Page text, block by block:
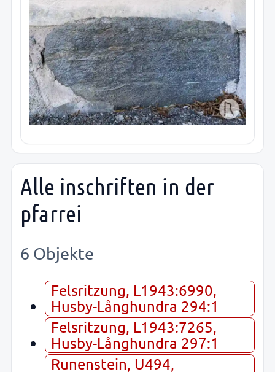
Alle inschriften in der
pfarrei
6 Objekte
Felsritzung, L1943:6990,
Husby-Långhundra 294:1
Felsritzung, L1943:7265,
Husby-Långhundra 297:1
Runenstein, U494,